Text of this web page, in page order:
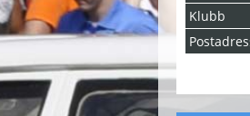
Klubb